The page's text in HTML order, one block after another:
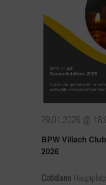
BPW Villach
2026
29.01.2026 @
Cotidiano